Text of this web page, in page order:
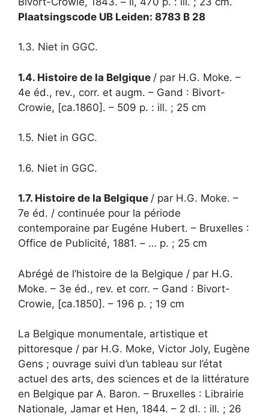
Plaatsingscode UB Leiden: 8783 B 28
1.3. Niet in GGC.
1.4. Histoire de la Belgique / par H.G. Moke. –
4e éd., rev., corr. et augm. – Gand : Bivort-
Crowie, [ca.1860]. – 509 p. : ill. ; 25 cm
1.5. Niet in GGC.
1.6. Niet in GGC.
1.7. Histoire de la Belgique / par H.G. Moke. –
7e éd. / continuée pour la période
contemporaine par Eugéne Hubert. – Bruxelles :
Office de Publicité, 1881. – … p. ; 25 cm
Abrégé de l’histoire de la Belgique / par H.G.
Moke. – 3e éd., rev. et corr. – Gand : Bivort-
Crowie, [ca.1850]. – 196 p. ; 19 cm
La Belgique monumentale, artistique et
pittoresque / par H.G. Moke, Victor Joly, Eugène
Gens ; ouvrage suivi d’un tableau sur l’état
actuel des arts, des sciences et de la littérature
en Belgique par A. Baron. – Bruxelles : Librairie
Nationale, Jamar et Hen, 1844. – 2 dl. : ill. ; 26